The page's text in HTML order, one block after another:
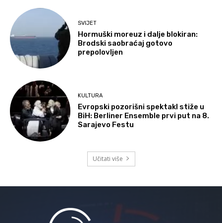
SVIJET
Hormuški moreuz i dalje blokiran:
Brodski saobraćaj gotovo
prepolovljen
KULTURA
Evropski pozorišni spektakl stiže u
BiH: Berliner Ensemble prvi put na 8.
Sarajevo Festu
Učitati više